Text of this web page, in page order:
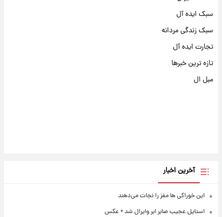
سبک ایده آل
سبک زندگی مردانه
تجارت ایده آل
تازه ترین خبرها
مبل ال
آخرین اخبار
این خوراکی ها مغز را نجات می‌دهند
استایل عجیب صابر ابر وایرال شد + عکس